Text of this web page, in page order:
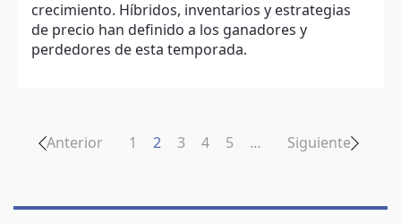
crecimiento. Híbridos, inventarios y estrategias
de precio han definido a los ganadores y
perdedores de esta temporada.
Anterior 1 2 3 4 5 … Siguiente